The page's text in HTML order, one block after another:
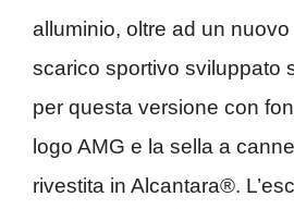
alluminio, oltre ad un
scarico sportivo sviluppato
per questa versione con
logo AMG e la sella a
rivestita in Alcantara®.